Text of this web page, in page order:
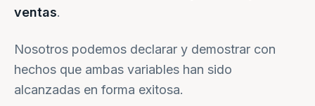
ventas.
Nosotros podemos declarar y demostrar con
hechos que ambas variables han sido
alcanzadas en forma exitosa.